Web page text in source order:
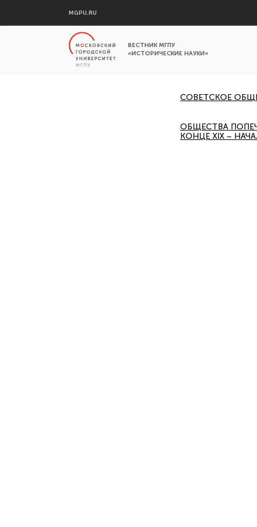
MGPU.RU
ВЕСТНИК МГПУ
«ИСТОРИЧЕСКИЕ НАУКИ»
СОВЕТСКОЕ
ОБЩЕСТВА
КОНЦЕ XIX –